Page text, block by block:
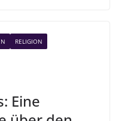
RELIGION
Eine